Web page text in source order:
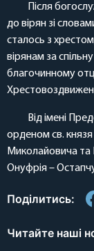
Після
до вірян зі
сталось з
вірянам за
благочинному
Від імені
орденом св.
Миколайовича
Онуфрія –
Поділитись:
Читайте наші